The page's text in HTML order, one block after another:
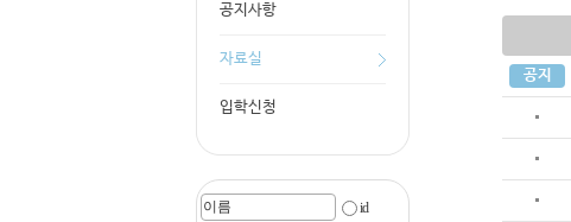
공지사항
자료실
입학신청
id
공지